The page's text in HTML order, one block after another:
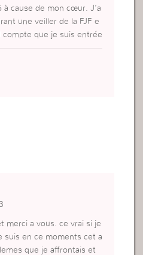
à cause de mon cœur. J’a
une veiller de la FJF e
compte que je suis entrée
pu alors restaurer ma com
esprit. Il a trouvé en
cette article je me rend
de Dieu que je sois
m’approuvé. J’ai égalem
merci a vous. ce vrai si je
suis en ce moments cet a
que je affrontais et